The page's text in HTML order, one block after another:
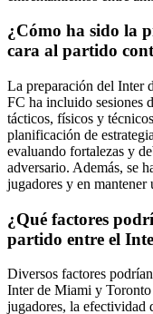
¿Cómo ha sido la
cara al partido
La preparación del Inter
FC ha incluido sesiones
tácticos, físicos y
planificación de
evaluando fortalezas y
adversario. Además, se
jugadores y en
¿Qué factores
partido entre el
Diversos factores
Inter de Miami y
jugadores, la efectividad